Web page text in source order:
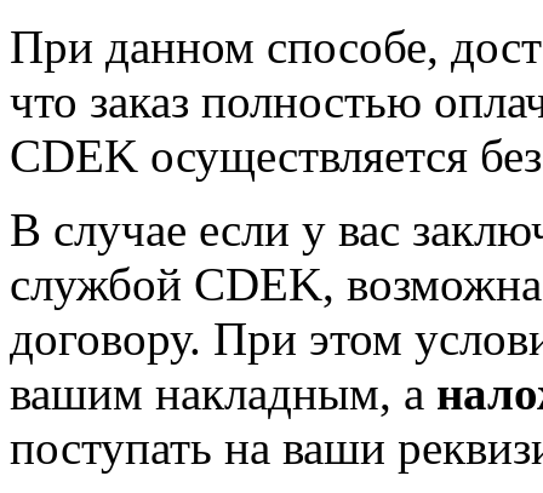
При данном способе,
что заказ полностью
CDEK осуществляется
В случае если у вас
службой CDEK,
договору. При этом
вашим накладным, а
поступать на ваши